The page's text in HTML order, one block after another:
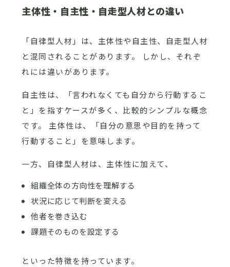
主体性・自主性・自走型人材との違い
「自律型人材」は、主体性や自主性、自走型人材
と混同されることがあります。 しかし、それぞ
れには違いがあります。
自主性は、「言われなくても自分から行動するこ
と」を指すケースが多く、比較的シンプルな概念
です。 主体性は、「自分の意思や目的を持って
行動すること」を意味します。
一方、自律型人材は、主体性に加えて、
組織全体の方向性を理解する
状況に応じて判断を変える
他者を巻き込む
課題そのものを設定する
といった特徴を持っています。